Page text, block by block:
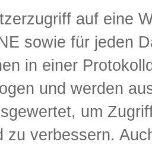
auf eine
sowie für jeden
in einer
und werden
um
zu verbessern.